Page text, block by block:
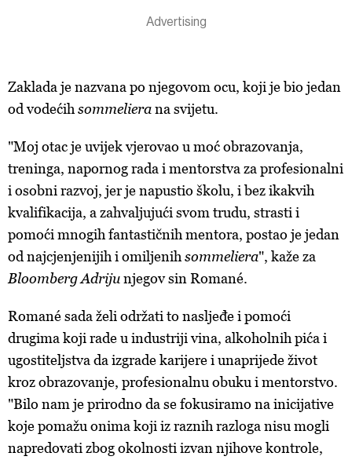
Zaklada je nazvana po njegovom ocu, koji je bio jedan
od vodećihsommelierana svijetu.
"Moj otac je uvijek vjerovao u moć obrazovanja,
treninga, napornog rada i mentorstva za profesionalni
i osobni razvoj, jer je napustio školu, i bez ikakvih
kvalifikacija, a zahvaljujući svom trudu, strasti i
pomoći mnogih fantastičnih mentora, postao je jedan
od najcjenjenijih i omiljenihsommeliera", kaže za
Bloomberg Adrijunjegov sin Romané.
Romané sada želi održati to nasljeđe i pomoći
drugima koji rade u industriji vina, alkoholnih pića i
ugostiteljstva da izgrade karijere i unaprijede život
kroz obrazovanje, profesionalnu obuku i mentorstvo.
"Bilo nam je prirodno da se fokusiramo na inicijative
koje pomažu onima koji iz raznih razloga nisu mogli
napredovati zbog okolnosti izvan njihove kontrole,